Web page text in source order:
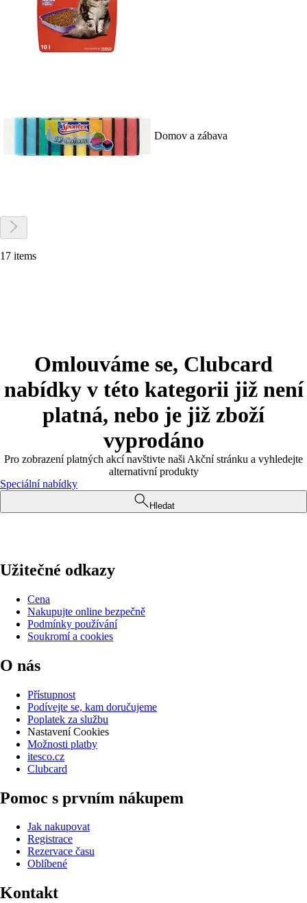
Domov a zábava
17 items
Omlouváme se, Clubcard
nabídky v této kategorii již není
platná, nebo je již zboží
vyprodáno
Pro zobrazení platných akcí navštivte naši Akční stránku a vyhledejte
alternativní produkty
Speciální nabídky
Hledat
Užitečné odkazy
Cena
Nakupujte online bezpečně
Podmínky používání
Soukromí a cookies
O nás
Přístupnost
Podívejte se, kam doručujeme
Poplatek za službu
Nastavení Cookies
Možnosti platby
itesco.cz
Clubcard
Pomoc s prvním nákupem
Jak nakupovat
Registrace
Rezervace času
Oblíbené
Kontakt